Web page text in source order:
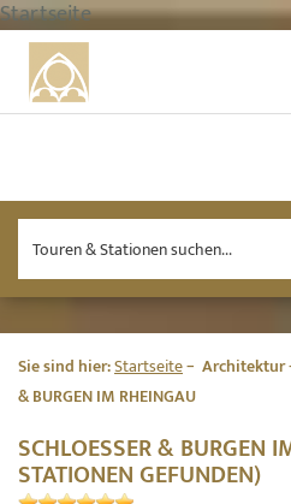
Startseite
Sie sind hier:Startseite Architektur
& BURGEN IM RHEINGAU
SCHLOESSER & BURGEN
STATIONEN GEFUNDEN)